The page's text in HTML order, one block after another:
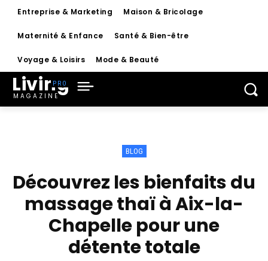
Entreprise & Marketing Maison & Bricolage
Maternité & Enfance Santé & Bien-être
Voyage & Loisirs Mode & Beauté
Living
MAGAZINE
BLOG
Découvrez les bienfaits du
massage thaï à Aix-la-
Chapelle pour une
détente totale